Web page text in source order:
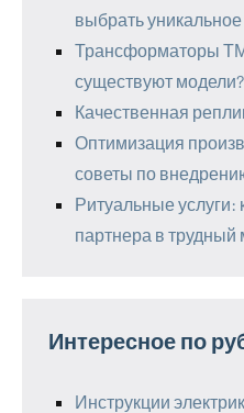
выбрать
Трансформаторы
существуют модели?
Качественная
Оптимизация
советы по
Ритуальные услуги:
партнера в трудный
Интересное по
Инструкции